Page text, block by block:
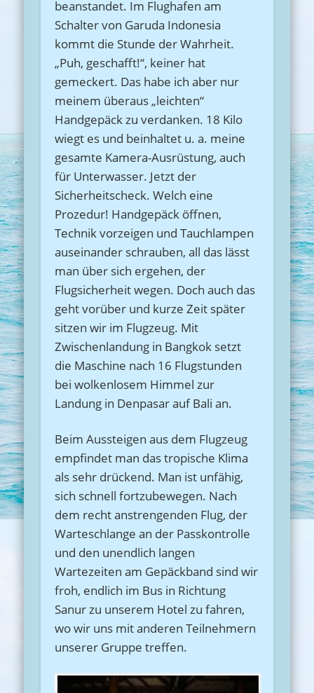
beanstandet. Im Flughafen am
Schalter von Garuda Indonesia
kommt die Stunde der Wahrheit.
„Puh, geschafft!“, keiner hat
gemeckert. Das habe ich aber nur
meinem überaus „leichten“
Handgepäck zu verdanken. 18 Kilo
wiegt es und beinhaltet u. a. meine
gesamte Kamera-Ausrüstung, auch
für Unterwasser. Jetzt der
Sicherheitscheck. Welch eine
Prozedur! Handgepäck öffnen,
Technik vorzeigen und Tauchlampen
auseinander schrauben, all das lässt
man über sich ergehen, der
Flugsicherheit wegen. Doch auch das
geht vorüber und kurze Zeit später
sitzen wir im Flugzeug. Mit
Zwischenlandung in Bangkok setzt
die Maschine nach 16 Flugstunden
bei wolkenlosem Himmel zur
Landung in Denpasar auf Bali an.
Beim Aussteigen aus dem Flugzeug
empfindet man das tropische Klima
als sehr drückend. Man ist unfähig,
sich schnell fortzubewegen. Nach
dem recht anstrengenden Flug, der
Warteschlange an der Passkontrolle
und den unendlich langen
Wartezeiten am Gepäckband sind wir
froh, endlich im Bus in Richtung
Sanur zu unserem Hotel zu fahren,
wo wir uns mit anderen Teilnehmern
unserer Gruppe treffen.